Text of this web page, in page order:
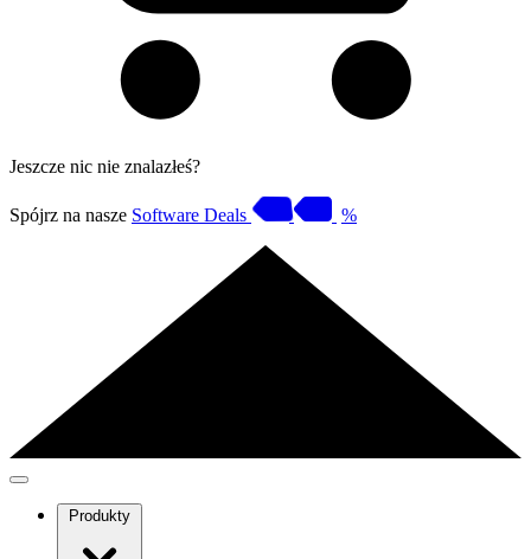
Jeszcze nic nie znalazłeś?
Spójrz na nasze Software Deals %
Produkty